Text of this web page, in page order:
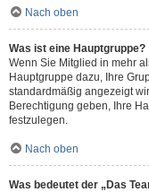
Nach oben
Was ist eine Hauptgruppe?
Wenn Sie Mitglied in mehr
Hauptgruppe dazu, Ihre
standardmäßig angezeigt
Berechtigung geben, Ihre
festzulegen.
Nach oben
Was bedeutet der „Das